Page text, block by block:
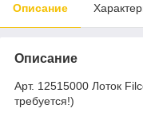
Описание
Описание
Арт. 12515000 Лоток
требуется!)